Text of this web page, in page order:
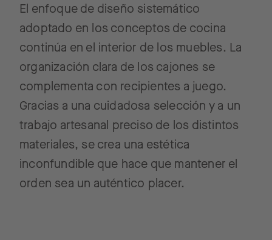
El enfoque de diseño sistemático
adoptado en los conceptos de cocina
continúa en el interior de los muebles. La
organización clara de los cajones se
complementa con recipientes a juego.
Gracias a una cuidadosa selección y a un
trabajo artesanal preciso de los distintos
materiales, se crea una estética
inconfundible que hace que mantener el
orden sea un auténtico placer.